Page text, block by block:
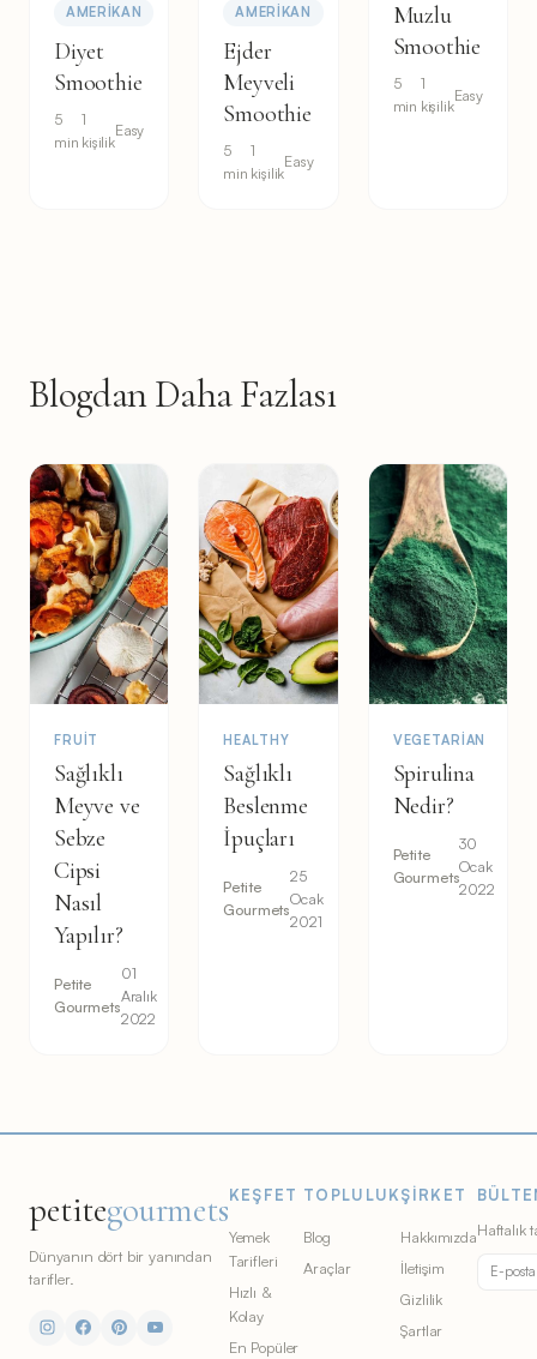
AMERIKAN
Diyet
Smoothie
5
min
1
kişilik
Easy
AMERIKAN
Ejder
Meyveli
Smoothie
5
min
1
kişilik
Easy
Muzlu
Smoothie
5
min
1
kişilik
Easy
Blogdan Daha Fazlası
FRUIT
Sağlıklı
Meyve ve
Sebze
Cipsi
Nasıl
Yapılır?
Petite
Gourmets
01
Aralık
2022
HEALTHY
Sağlıklı
Beslenme
İpuçları
Petite
Gourmets
25
Ocak
2021
VEGETARIAN
Spirulina
Nedir?
Petite
Gourmets
30
Ocak
2022
petitegourmets
Dünyanın dört bir yanından
tarifler.
KEŞFET
Yemek
Tarifleri
Hızlı &
Kolay
En Popüler
TOPLULUK
Blog
Araçlar
ŞIRKET
Hakkımızda
İletişim
Gizlilik
Şartlar
Haftalık